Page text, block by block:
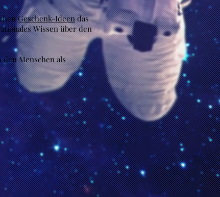
Geschenk-Ideendas
Wissen über den
Menschen als